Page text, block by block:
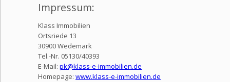
Impressum:
Klass Immobilien
Ortsriede 13
30900 Wedemark
Tel.-Nr. 05130/40393
E-Mail: pk@klass-e-immobilien.de
Homepage: www.klass-e-immobilien.de